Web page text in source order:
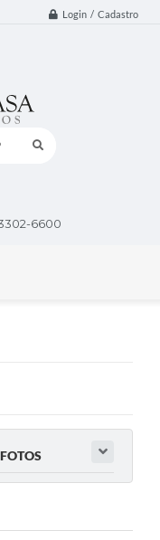
Login / Cadastro
6600